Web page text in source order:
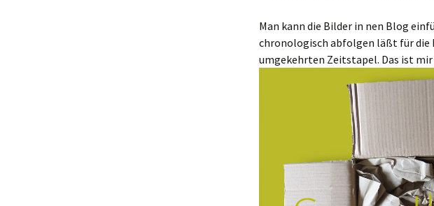
Man kann die Bilder in nen Blog
chronologisch abfolgen läßt für die
umgekehrten Zeitstapel. Das ist mir